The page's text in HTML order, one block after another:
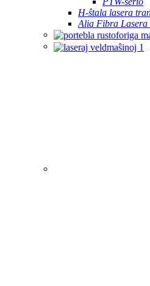
H-ŝtala lasera
Alia Fibra Lasera